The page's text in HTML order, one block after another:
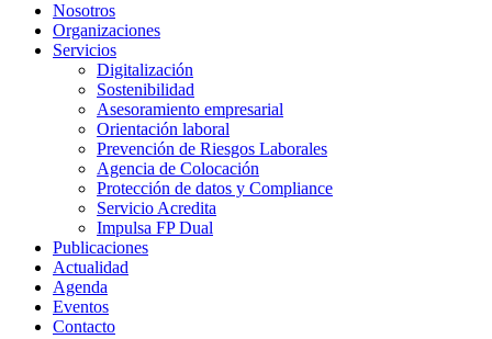
Nosotros
Organizaciones
Servicios
Digitalización
Sostenibilidad
Asesoramiento empresarial
Orientación laboral
Prevención de Riesgos Laborales
Agencia de Colocación
Protección de datos y Compliance
Servicio Acredita
Impulsa FP Dual
Publicaciones
Actualidad
Agenda
Eventos
Contacto